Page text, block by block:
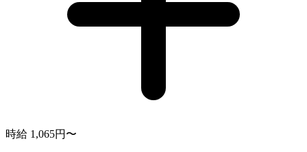
時給 1,065円〜